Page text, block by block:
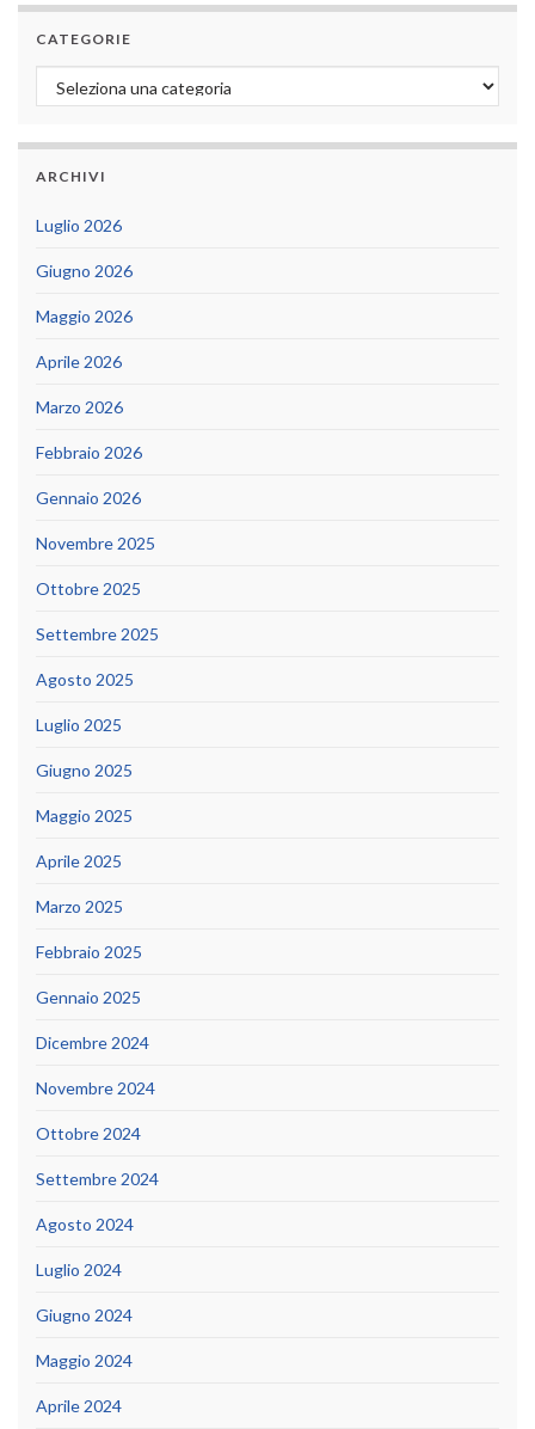
CATEGORIE
Categorie
ARCHIVI
Luglio 2026
Giugno 2026
Maggio 2026
Aprile 2026
Marzo 2026
Febbraio 2026
Gennaio 2026
Novembre 2025
Ottobre 2025
Settembre 2025
Agosto 2025
Luglio 2025
Giugno 2025
Maggio 2025
Aprile 2025
Marzo 2025
Febbraio 2025
Gennaio 2025
Dicembre 2024
Novembre 2024
Ottobre 2024
Settembre 2024
Agosto 2024
Luglio 2024
Giugno 2024
Maggio 2024
Aprile 2024